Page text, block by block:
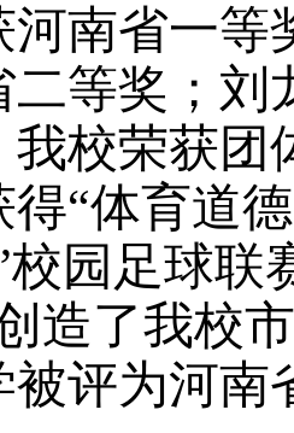
河南省一等
二等奖；刘
我校荣获团
“体育道
校园足球联
造了我校
被评为河南